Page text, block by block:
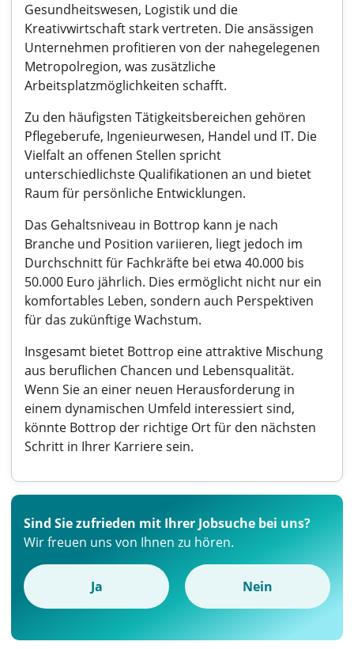
Gesundheitswesen, Logistik und die
Kreativwirtschaft stark vertreten. Die ansässigen
Unternehmen profitieren von der nahegelegenen
Metropolregion, was zusätzliche
Arbeitsplatzmöglichkeiten schafft.
Zu den häufigsten Tätigkeitsbereichen gehören
Pflegeberufe, Ingenieurwesen, Handel und IT. Die
Vielfalt an offenen Stellen spricht
unterschiedlichste Qualifikationen an und bietet
Raum für persönliche Entwicklungen.
Das Gehaltsniveau in Bottrop kann je nach
Branche und Position variieren, liegt jedoch im
Durchschnitt für Fachkräfte bei etwa 40.000 bis
50.000 Euro jährlich. Dies ermöglicht nicht nur ein
komfortables Leben, sondern auch Perspektiven
für das zukünftige Wachstum.
Insgesamt bietet Bottrop eine attraktive Mischung
aus beruflichen Chancen und Lebensqualität.
Wenn Sie an einer neuen Herausforderung in
einem dynamischen Umfeld interessiert sind,
könnte Bottrop der richtige Ort für den nächsten
Schritt in Ihrer Karriere sein.
Sind Sie zufrieden mit Ihrer Jobsuche bei uns?
Wir freuen uns von Ihnen zu hören.
Ja Nein